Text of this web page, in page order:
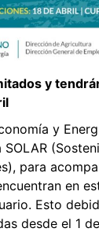
y
y
para
en
Esto
desde el 1